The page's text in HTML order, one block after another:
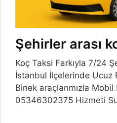
Şehirler arası
Koç Taksi Farkıyla 7/24
İstanbul İlçelerinde Ucuz
Binek araçlarımızla
05346302375 Hizmeti